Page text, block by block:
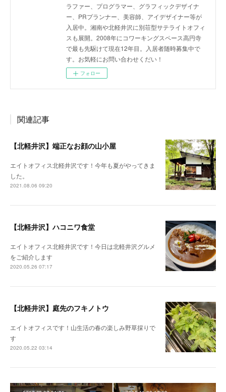
ラファー、プログラマー、グラフィックデザイナ
ー、PRプランナー、美容師、アイデザイナー等が
入居中。湘南や北軽井沢に別荘型サテライトオフィ
スも展開。2008年にコワーキングスペース高円寺
で最も先駆けて現在12年目。入居者随時募集中で
す。お気軽にお問い合わせくだい！
フォロー
関連記事
【北軽井沢】端正なお顔の山小屋
エイトオフィス北軽井沢です！今年も夏がやってきま
した。
2021.08.06 09:20
【北軽井沢】ハコニワ食堂
エイトオフィス北軽井沢です！今日は北軽井沢グルメ
をご紹介します
2020.05.26 07:17
【北軽井沢】庭先のフキノトウ
エイトオフィスです！山生活の春の楽しみ野草採りで
す
2020.05.22 03:14